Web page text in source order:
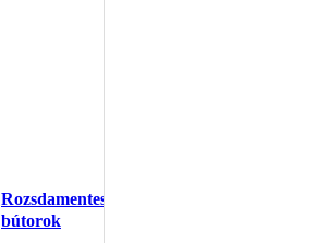
Rozsdamentes
bútorok